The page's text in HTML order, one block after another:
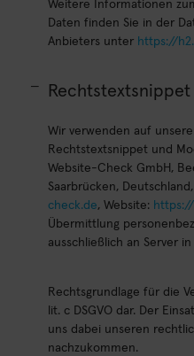
Weitere Informationen
Daten finden Sie in der
Anbieters unter https://
Wir verwenden auf
Rechtstextsnippet und
Website-Check GmbH,
Saarbrücken,
check.de, Website:
Übermittlung
ausschließlich an Server
Rechtsgrundlage für die
lit. c DSGVO dar. Der
uns dabei unseren
nachzukommen.